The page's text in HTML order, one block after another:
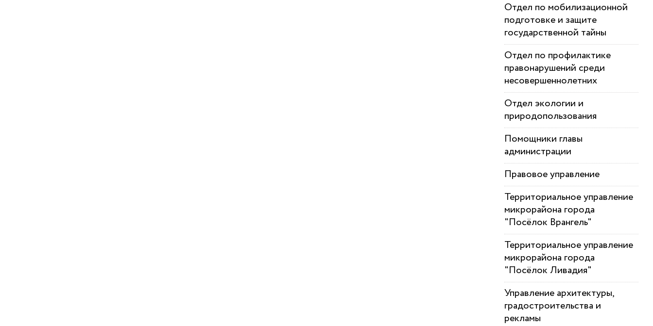
Отдел по мобилизационной
подготовке и защите
государственной тайны
Отдел по профилактике
правонарушений среди
несовершеннолетних
Отдел экологии и
природопользования
Помощники главы
администрации
Правовое управление
Территориальное управление
микрорайона города
"Посёлок Врангель"
Территориальное управление
микрорайона города
"Посёлок Ливадия"
Управление архитектуры,
градостроительства и
рекламы